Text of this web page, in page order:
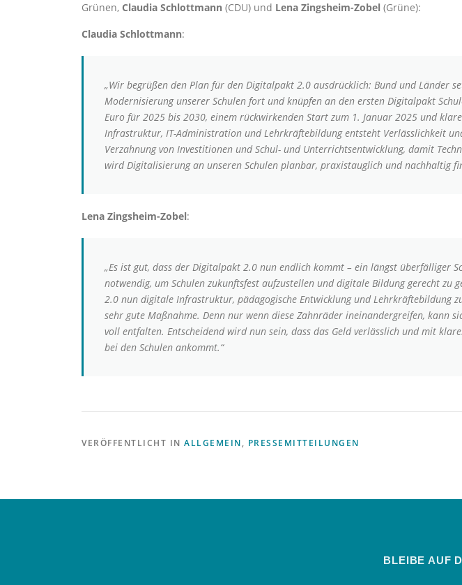
Grünen, Claudia Schlottmann (CDU) und Lena Zingsheim-Zobel (Grüne):
Claudia Schlottmann:
„Wir begrüßen den Plan für den Digitalpakt 2.0 ausdrücklich: Bund und Länder
Modernisierung unserer Schulen fort und knüpfen an den ersten Digitalpakt
Euro für 2025 bis 2030, einem rückwirkenden Start zum 1. Januar 2025 und
Infrastruktur, IT-Administration und Lehrkräftebildung entsteht Verlässlichkeit
Verzahnung von Investitionen und Schul- und Unterrichtsentwicklung, damit
wird Digitalisierung an unseren Schulen planbar, praxistauglich und nachhaltig
Lena Zingsheim-Zobel:
„Es ist gut, dass der Digitalpakt 2.0 nun endlich kommt – ein längst überfälliger
notwendig, um Schulen zukunftsfest aufzustellen und digitale Bildung gerecht zu
2.0 nun digitale Infrastruktur, pädagogische Entwicklung und Lehrkräftebildung
sehr gute Maßnahme. Denn nur wenn diese Zahnräder ineinandergreifen, kann
voll entfalten. Entscheidend wird nun sein, dass das Geld verlässlich und mit
bei den Schulen ankommt.“
VERÖFFENTLICHT IN ALLGEMEIN, PRESSEMITTEILUNGEN
BLEIBE AUF